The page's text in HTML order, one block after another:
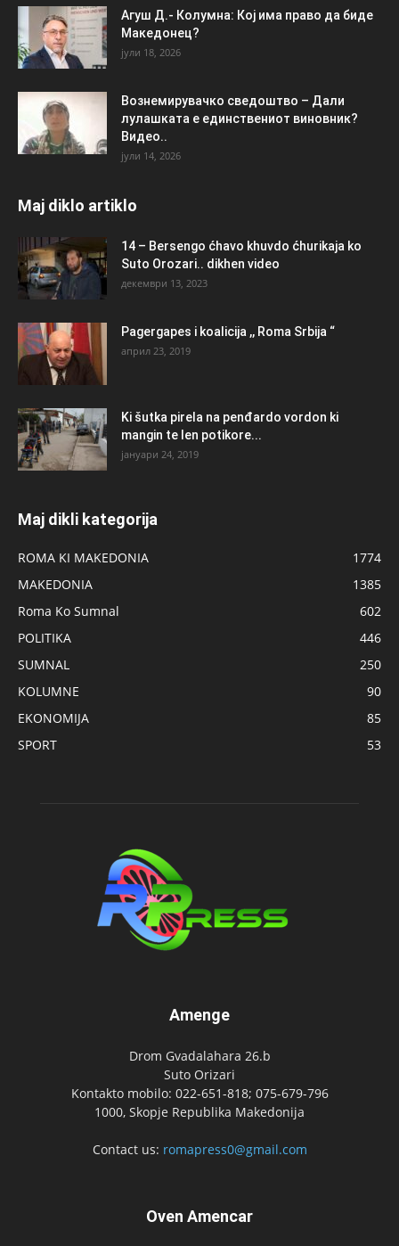
Агуш Д.- Колумна: Кој има право да биде
Македонец?
јули 18, 2026
Вознемирувачко сведоштво – Дали
лулашката е единствениот виновник?
Видео..
јули 14, 2026
Maj diklo artiklo
14 – Bersengo ćhavo khuvdo ćhurikaja ko
Suto Orozari.. dikhen video
декември 13, 2023
Pagergapes i koalicija ,, Roma Srbija “
април 23, 2019
Ki šutka pirela na penđardo vordon ki
mangin te len potikore...
јануари 24, 2019
Maj dikli kategorija
ROMA KI MAKEDONIA
1774
MAKEDONIA
1385
Roma Ko Sumnal
602
POLITIKA
446
SUMNAL
250
KOLUMNE
90
EKONOMIJA
85
SPORT
53
Amenge
Drom Gvadalahara 26.b
Suto Orizari
Kontakto mobilo: 022-651-818; 075-679-796
1000, Skopje Republika Makedonija
Contact us: romapress0@gmail.com
Oven Amencar